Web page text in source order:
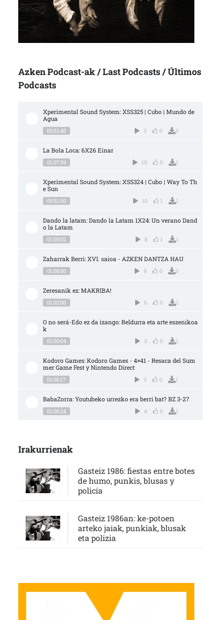
Azken Podcast-ak / Last Podcasts / Últimos
Podcasts
Xperimental Sound System: XSS325 | Cubo | Mundo de
Agua
00:51:45 3 0 0
La Bola Loca: 6X26 Einar
01:07:39 10 0 1
Xperimental Sound System: XSS324 | Cubo | Way To Th
e Sun
00:51:00 10 1 1
Dando la latam: Dando la Latam 1X24: Un verano Dand
o la Latam
01:00:02 8 1 1
Zaharrak Berri: XVI. saioa - AZKEN DANTZA HAU
01:08:00 9 0 0
Zeresanik ez: MAKRIBA!
01:02:00 6 0 1
O no será-Edo ez da izango: Beldurra eta arte eszenikoa
k
01:00:04 3 0 1
Kodoro Games: Kodoro Games - 4×41 - Resaca del Sum
mer Game Fest y Nintendo Direct
01:06:17 3 0 1
BabaZorra: Youtubeko urrezko era berri bat? BZ 3-27
01:06:24 4 0 1
Irakurrienak
Gasteiz 1986: fiestas entre botes
de humo, punkis, blusas y
policía
Gasteiz 1986an: ke-potoen
arteko jaiak, punkiak, blusak
eta polizia